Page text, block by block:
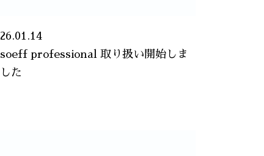
26.01.14
soeff professional 取り扱い開始しま
した